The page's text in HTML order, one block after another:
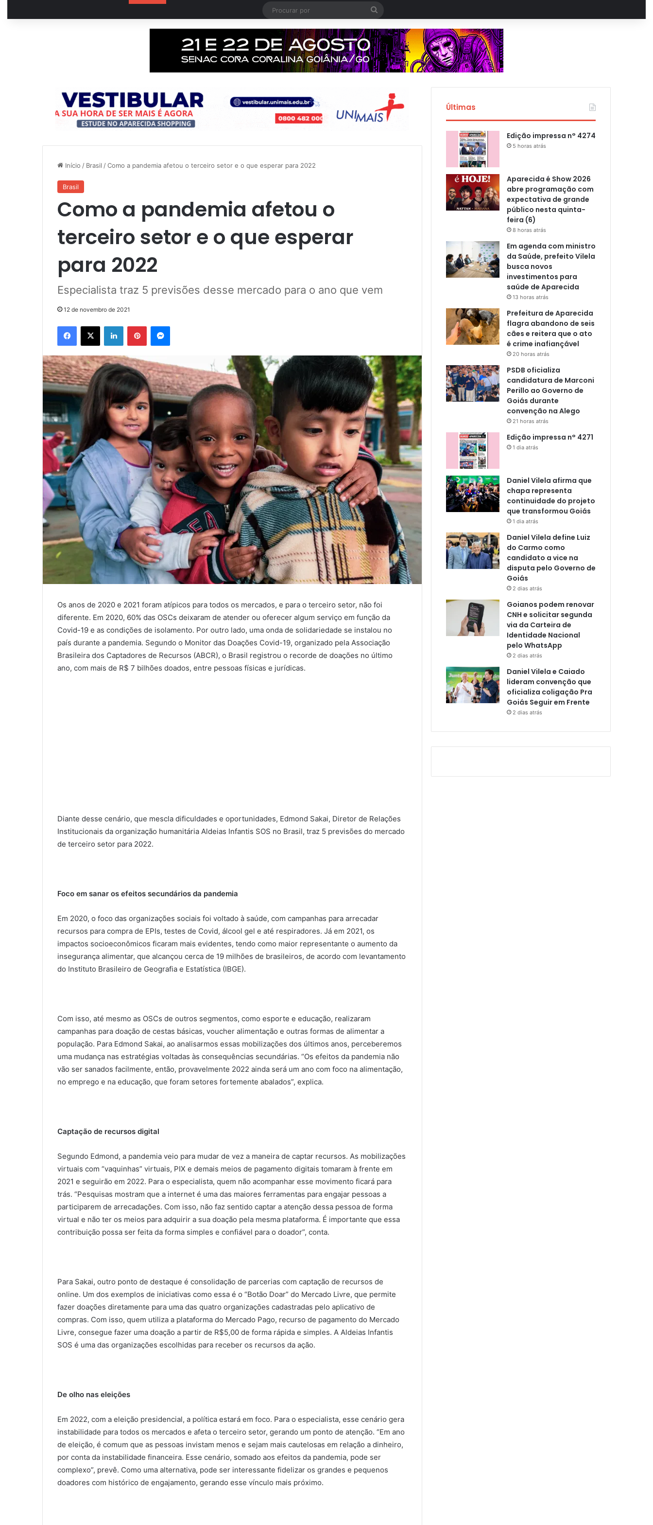
Procurar
por
Início / Brasil /Como a pandemia afetou o terceiro setor e o que esperar para 2022
Brasil
Como a pandemia afetou o
terceiro setor e o que esperar
para 2022
Especialista traz 5 previsões desse mercado para o ano que vem
12 de novembro de 2021
Facebook
X LinkedinPinterestMessenger
Os anos de 2020 e 2021 foram atípicos para todos os mercados, e para o terceiro setor, não foi
diferente. Em 2020, 60% das OSCs deixaram de atender ou oferecer algum serviço em função da
Covid-19 e as condições de isolamento. Por outro lado, uma onda de solidariedade se instalou no
país durante a pandemia. Segundo o Monitor das Doações Covid-19, organizado pela Associação
Brasileira dos Captadores de Recursos (ABCR), o Brasil registrou o recorde de doações no último
ano, com mais de R$ 7 bilhões doados, entre pessoas físicas e jurídicas.
Diante desse cenário, que mescla dificuldades e oportunidades, Edmond Sakai, Diretor de Relações
Institucionais da organização humanitária Aldeias Infantis SOS no Brasil, traz 5 previsões do mercado
de terceiro setor para 2022.
Foco em sanar os efeitos secundários da pandemia
Em 2020, o foco das organizações sociais foi voltado à saúde, com campanhas para arrecadar
recursos para compra de EPIs, testes de Covid, álcool gel e até respiradores. Já em 2021, os
impactos socioeconômicos ficaram mais evidentes, tendo como maior representante o aumento da
insegurança alimentar, que alcançou cerca de 19 milhões de brasileiros, de acordo com levantamento
do Instituto Brasileiro de Geografia e Estatística (IBGE).
Com isso, até mesmo as OSCs de outros segmentos, como esporte e educação, realizaram
campanhas para doação de cestas básicas, voucher alimentação e outras formas de alimentar a
população. Para Edmond Sakai, ao analisarmos essas mobilizações dos últimos anos, perceberemos
uma mudança nas estratégias voltadas às consequências secundárias. “Os efeitos da pandemia não
vão ser sanados facilmente, então, provavelmente 2022 ainda será um ano com foco na alimentação,
no emprego e na educação, que foram setores fortemente abalados”, explica.
Captação de recursos digital
Segundo Edmond, a pandemia veio para mudar de vez a maneira de captar recursos. As mobilizações
virtuais com “vaquinhas” virtuais, PIX e demais meios de pagamento digitais tomaram à frente em
2021 e seguirão em 2022. Para o especialista, quem não acompanhar esse movimento ficará para
trás. “Pesquisas mostram que a internet é uma das maiores ferramentas para engajar pessoas a
participarem de arrecadações. Com isso, não faz sentido captar a atenção dessa pessoa de forma
virtual e não ter os meios para adquirir a sua doação pela mesma plataforma. É importante que essa
contribuição possa ser feita da forma simples e confiável para o doador”, conta.
Para Sakai, outro ponto de destaque é consolidação de parcerias com captação de recursos de
online. Um dos exemplos de iniciativas como essa é o “Botão Doar” do Mercado Livre, que permite
fazer doações diretamente para uma das quatro organizações cadastradas pelo aplicativo de
compras. Com isso, quem utiliza a plataforma do Mercado Pago, recurso de pagamento do Mercado
Livre, consegue fazer uma doação a partir de R$5,00 de forma rápida e simples. A Aldeias Infantis
SOS é uma das organizações escolhidas para receber os recursos da ação.
De olho nas eleições
Em 2022, com a eleição presidencial, a política estará em foco. Para o especialista, esse cenário gera
instabilidade para todos os mercados e afeta o terceiro setor, gerando um ponto de atenção. “Em ano
de eleição, é comum que as pessoas invistam menos e sejam mais cautelosas em relação a dinheiro,
por conta da instabilidade financeira. Esse cenário, somado aos efeitos da pandemia, pode ser
complexo”, prevê. Como uma alternativa, pode ser interessante fidelizar os grandes e pequenos
doadores com histórico de engajamento, gerando esse vínculo mais próximo.
Últimas
Edição impressa n° 4274
5 horas atrás
Aparecida é Show 2026
abre programação com
expectativa de grande
público nesta quinta-
feira (6)
8 horas atrás
Em agenda com ministro
da Saúde, prefeito Vilela
busca novos
investimentos para
saúde de Aparecida
13 horas atrás
Prefeitura de Aparecida
flagra abandono de seis
cães e reitera que o ato
é crime inafiançável
20 horas atrás
PSDB oficializa
candidatura de Marconi
Perillo ao Governo de
Goiás durante
convenção na Alego
21 horas atrás
Edição impressa n° 4271
1 dia atrás
Daniel Vilela afirma que
chapa representa
continuidade do projeto
que transformou Goiás
1 dia atrás
Daniel Vilela define Luiz
do Carmo como
candidato a vice na
disputa pelo Governo de
Goiás
2 dias atrás
Goianos podem renovar
CNH e solicitar segunda
via da Carteira de
Identidade Nacional
pelo WhatsApp
2 dias atrás
Daniel Vilela e Caiado
lideram convenção que
oficializa coligação Pra
Goiás Seguir em Frente
2 dias atrás